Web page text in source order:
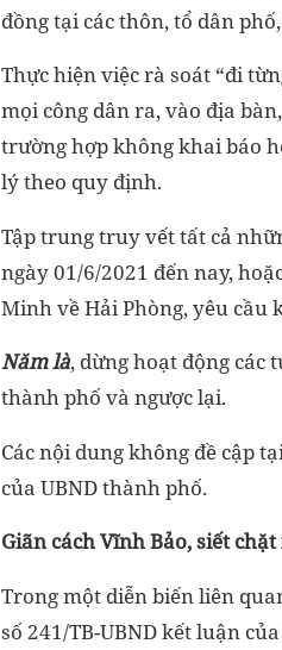
đồng tại các thôn, tổ dân
Thực hiện việc rà soát “đi
mọi công dân ra, vào địa
trường hợp không khai báo
lý theo quy định.
Tập trung truy vết tất cả
ngày 01/6/2021 đến nay,
Minh về Hải Phòng, yêu cầu
Năm là, dừng hoạt động các
thành phố và ngược lại.
Các nội dung không đề cập
của UBND thành phố.
Giãn cách Vĩnh Bảo, siết
Trong một diễn biến liên
số 241/TB-UBND kết luận